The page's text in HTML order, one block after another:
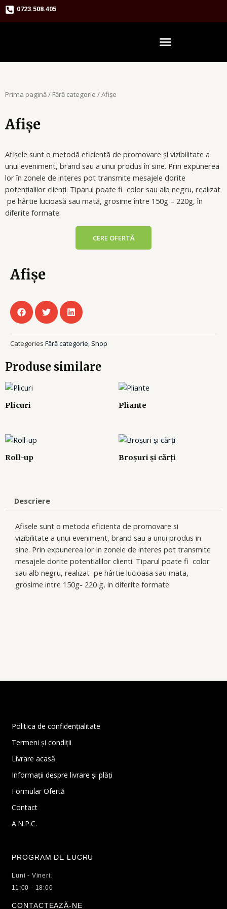
Skip
to
0723.508.405
Prima pagină/ Fără categorie / Afișe
Afișe
Afișele sunt o metodă eficientă de promovare și vizibilitate a
unui eveniment, brand sau a unui produs în sine. Prin expunerea
lor în zonele de interes pot transmite mesajele dorite
potențialilor clienți. Tiparul poate fi color sau alb negru, realizat
pe hârtie lucioasă sau mată, grosime între 150g – 220g, în
diferite formate.
CERE OFERTĂ
Afișe
Categories Fără categorie, Shop
Produse similare
Plicuri Pliante
Roll-up Broșuri și cărți
Descriere
Afisele sunt o metoda eficienta de promovare si
vizibilitate a unui eveniment, brand sau a unui produs in
sine. Prin expunerea lor in zonele de interes pot transmite
mesajele dorite potentialilor clienti. Tiparul poate fi color
sau alb negru, realizat pe hârtie lucioasa sau mata,
grosime intre 150g- 220 g, in diferite formate.
Politica de confidențialitate
Termeni și condiții
Livrare acasă
Informații despre livrare și plăți
Formular Ofertă
Contact
A.N.P.C.
PROGRAM DE LUCRU
Luni - Vineri:
11:00 - 18:00
CONTACTEAZĂ-NE